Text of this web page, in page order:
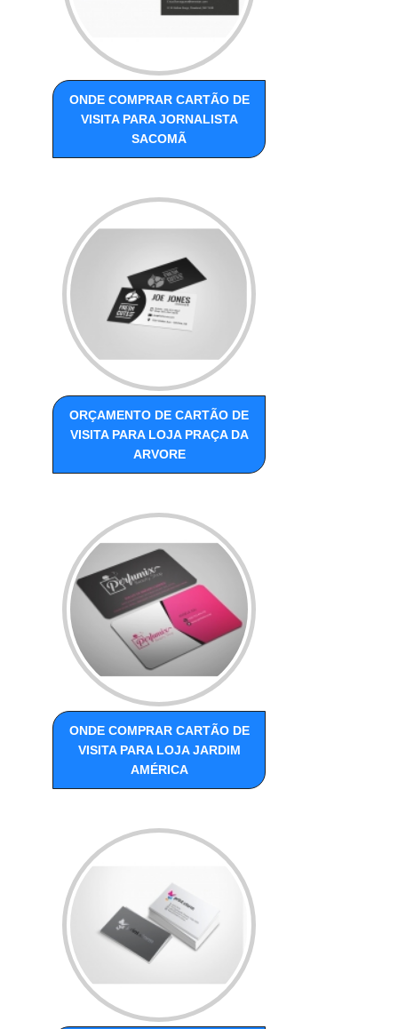
ONDE COMPRAR CARTÃO DE
VISITA PARA JORNALISTA
SACOMÃ
ORÇAMENTO DE CARTÃO DE
VISITA PARA LOJA PRAÇA DA
ARVORE
ONDE COMPRAR CARTÃO DE
VISITA PARA LOJA JARDIM
AMÉRICA